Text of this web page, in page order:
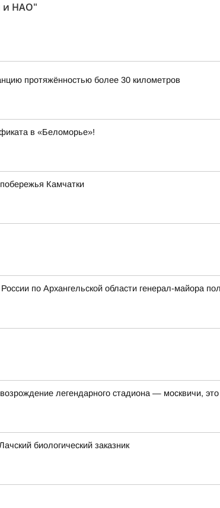
и НАО"
протяжённостью более 30 километров
в «Беломорье»!
Камчатки
по Архангельской области генерал-майора
легендарного стадиона — москвичи,
биологический заказник